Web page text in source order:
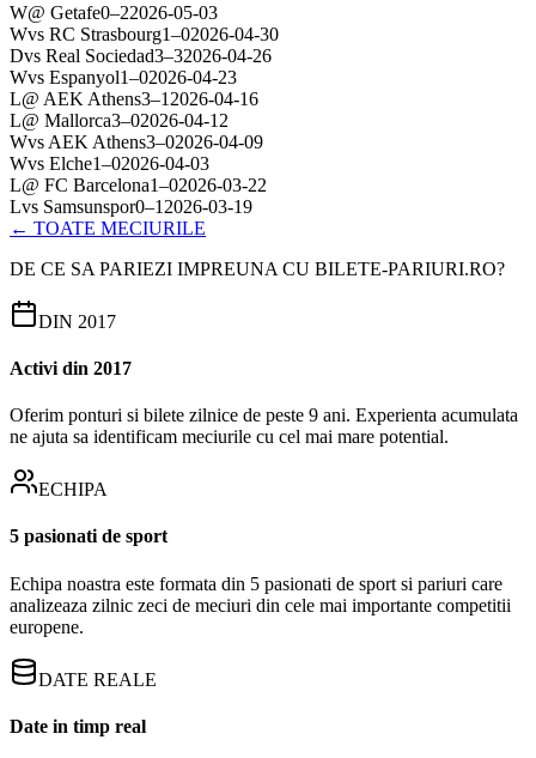
W@ Getafe0–22026-05-03
Wvs RC Strasbourg1–02026-04-30
Dvs Real Sociedad3–32026-04-26
Wvs Espanyol1–02026-04-23
L@ AEK Athens3–1 2026-04-16
L@ Mallorca3–02026-04-12
Wvs AEK Athens3–02026-04-09
Wvs Elche1–02026-04-03
L@ FC Barcelona1–02026-03-22
Lvs Samsunspor0–1 2026-03-19
← TOATE MECIURILE
DE CE SA PARIEZI IMPREUNA CU BILETE-PARIURI.RO?
DIN 2017
Activi din 2017
Oferim ponturi si bilete zilnice de peste 9 ani. Experienta acumulata
ne ajuta sa identificam meciurile cu cel mai mare potential.
ECHIPA
5 pasionati de sport
Echipa noastra este formata din 5 pasionati de sport si pariuri care
analizeaza zilnic zeci de meciuri din cele mai importante competitii
europene.
DATE REALE
Date in timp real